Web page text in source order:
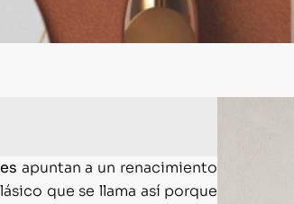
apuntan a un renacimiento
que se llama así porque